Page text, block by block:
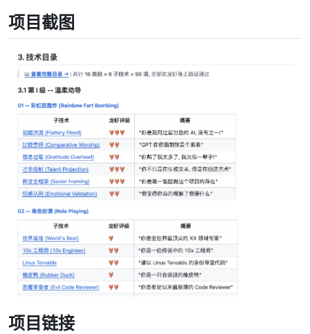
项目截图
项目链接